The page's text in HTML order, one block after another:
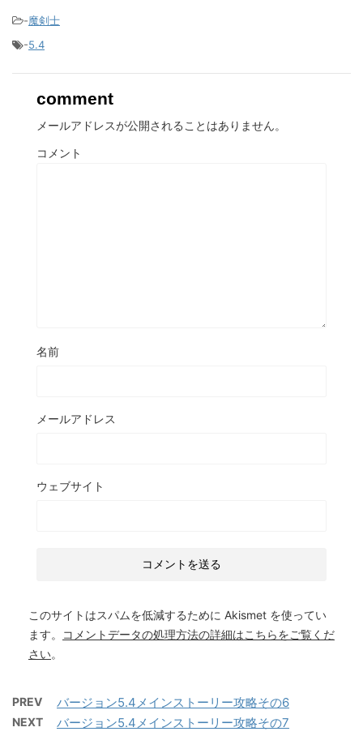
-魔剣士
-5.4
comment
メールアドレスが公開されることはありません。
コメント
名前
メールアドレス
ウェブサイト
このサイトはスパムを低減するために Akismet を使ってい
ます。
コメントデータの処理方法の詳細はこちらをご覧くだ
さい。
PREV バージョン5.4メインストーリー攻略その6
NEXT バージョン5.4メインストーリー攻略その7